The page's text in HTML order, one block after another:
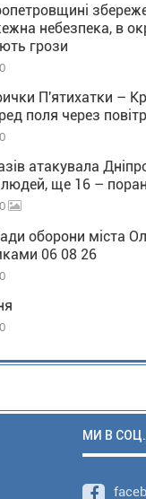
небезпека, в
грози
0
П'ятихатки –
поля через
0
атакувала
людей, ще 16 –
0
оборони міста
06 08 26
0
0
МИ В